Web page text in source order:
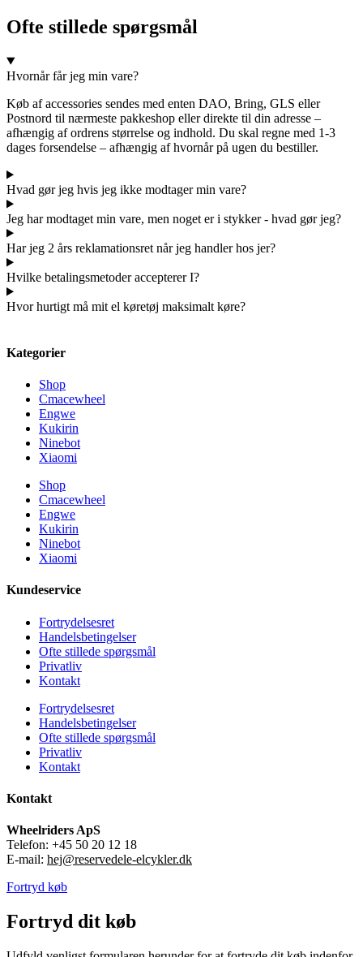
Ofte stillede spørgsmål
Hvornår får jeg min vare?
Køb af accessories sendes med enten DAO, Bring, GLS eller
Postnord til nærmeste pakkeshop eller direkte til din adresse –
afhængig af ordrens størrelse og indhold. Du skal regne med 1-3
dages forsendelse – afhængig af hvornår på ugen du bestiller.
Hvad gør jeg hvis jeg ikke modtager min vare?
Jeg har modtaget min vare, men noget er i stykker - hvad gør jeg?
Har jeg 2 års reklamationsret når jeg handler hos jer?
Hvilke betalingsmetoder accepterer I?
Hvor hurtigt må mit el køretøj maksimalt køre?
Kategorier
Shop
Cmacewheel
Engwe
Kukirin
Ninebot
Xiaomi
Shop
Cmacewheel
Engwe
Kukirin
Ninebot
Xiaomi
Kundeservice
Fortrydelsesret
Handelsbetingelser
Ofte stillede spørgsmål
Privatliv
Kontakt
Fortrydelsesret
Handelsbetingelser
Ofte stillede spørgsmål
Privatliv
Kontakt
Kontakt
Wheelriders ApS
Telefon: +45 50 20 12 18
E-mail: hej@reservedele-elcykler.dk
Fortryd køb
Fortryd dit køb